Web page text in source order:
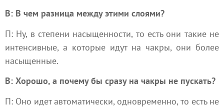
В: В чем разница между этими слоями?
П: Ну, в степени насыщенности, то есть они такие не
интенсивные, а которые идут на чакры, они более
насыщенные.
В: Хорошо, а почему бы сразу на чакры не пускать?
П: Оно идет автоматически, одновременно, то есть не